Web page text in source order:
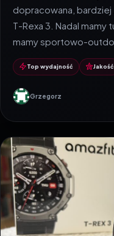
dopracowana, bardziej
T-Rexa 3. Nadal mamy
mamy sportowo-
Top wydajność Jakość
Grzegorz